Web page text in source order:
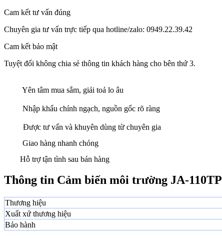
Cam kết tư vấn đúng
Chuyên gia tư vấn trực tiếp qua hotline/zalo: 0949.22.39.42
Cam kết bảo mật
Tuyệt đối không chia sẻ thông tin khách hàng cho bên thứ 3.
Yên tâm mua sắm, giải toả lo âu
Nhập khẩu chính ngạch, nguồn gốc rõ ràng
Được tư vấn và khuyên dùng từ chuyên gia
Giao hàng nhanh chóng
Hỗ trợ tận tình sau bán hàng
Thông tin Cảm biến môi trường JA-110TP
Thương hiệu
Xuất xứ thương hiệu
Bảo hành